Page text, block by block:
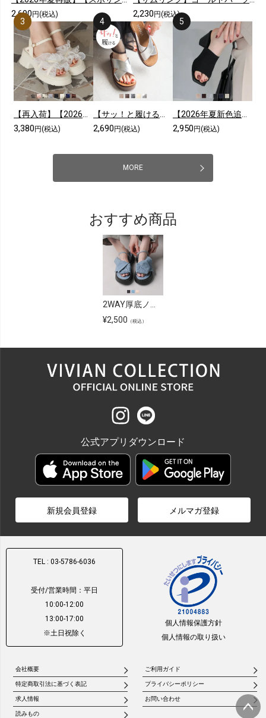
2,690 円(税込) 2,230 円(税込)
【再入荷】【2026年夏新色追加】シアークロスフリル厚底ストラップサンダル
3,380 円(税込)
【サッ！と履ける】【2026年夏新色追加】厚底コンフォートクロスサンダル
2,690 円(税込)
【2026年夏新色追加】スクエアトゥニットミュールサンダル
2,950 円(税込)
MORE
おすすめ商品
2WAY厚底ノットデザインサンダル
¥2,500 （税込）
公式アプリダウンロード
新規会員登録 メルマガ登録
TEL : 03-5786-6036
受付/営業時間：平日
10:00-12:00
13:00-17:00
※土日祝除く
個人情報保護方針
個人情報の取り扱い
会社概要 ご利用ガイド
特定商取引法に基づく表記 プライバシーポリシー
求人情報 お問い合わせ
読みもの